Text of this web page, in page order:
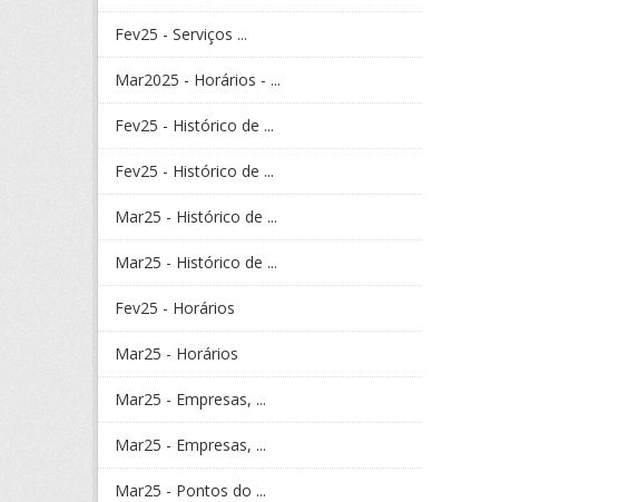
Fev25 - Serviços ...
Mar2025 - Horários - ...
Fev25 - Histórico de ...
Fev25 - Histórico de ...
Mar25 - Histórico de ...
Mar25 - Histórico de ...
Fev25 - Horários
Mar25 - Horários
Mar25 - Empresas, ...
Mar25 - Empresas, ...
Mar25 - Pontos do ...